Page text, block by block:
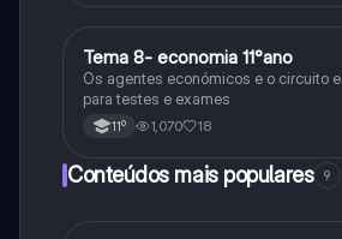
Economia
Tema 8- economia 11°ano
Os agentes económicos e o circuito
para testes e exames
11º 1,070 18
Conteúdos mais populares 9